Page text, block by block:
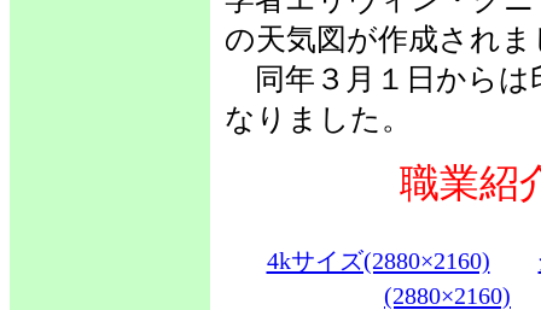
の天気図が作成されま
同年３月１日からは
なりました。
職業紹
4kサイズ(2880×2160)
(2880×2160)